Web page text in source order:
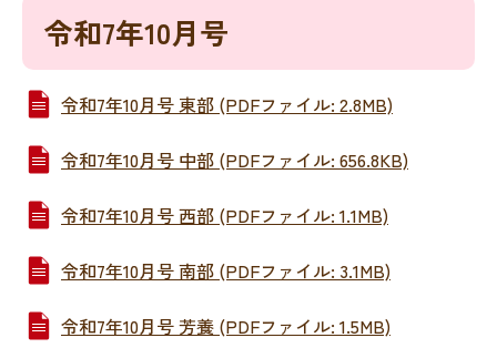
令和7年10月号
令和7年10月号 東部 (PDFファイル: 2.8MB)
令和7年10月号 中部 (PDFファイル: 656.8KB)
令和7年10月号 西部 (PDFファイル: 1.1MB)
令和7年10月号 南部 (PDFファイル: 3.1MB)
令和7年10月号 芳養 (PDFファイル: 1.5MB)